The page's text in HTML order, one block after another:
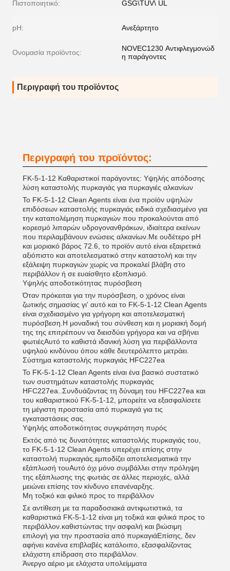
Πιστοποιητικό: GSG\TUV\ UL
pH: Ανεξάρτητο
Ονομασία προϊόντος:
NOVEC1230 Αντιφλεγμονώδ
η παράγοντες
Περιγραφή του προϊόντος
Περιγραφή του προϊόντος:
FK-5-1-12 Καθαριστικοί παράγοντες: Υψηλής απόδοσης
λύση καταστολής πυρκαγιάς για πυρκαγιές αλκανίων
Το FK-5-1-12 Clean Agents είναι ένα προϊόν υψηλών
επιδόσεων καταστολής πυρκαγιάς ειδικά σχεδιασμένο για
την καταπολέμηση πυρκαγιών που προκαλούνται από
κορεσμό λιπαρών υδρογονανθράκων, ιδιαίτερα εκείνων
που περιλαμβάνουν ενώσεις αλκανίων.Με ουδέτερο pH
και μοριακό βάρος 72.6, το προϊόν αυτό είναι εξαιρετικά
αξιόπιστο και αποτελεσματικό στην καταστολή και την
εξάλειψη πυρκαγιών χωρίς να προκαλεί βλάβη στο
περιβάλλον ή σε ευαίσθητο εξοπλισμό.
Υψηλής αποδοτικότητας πυρόσβεση
Όταν πρόκειται για την πυρόσβεση, ο χρόνος είναι
ζωτικής σημασίας γι' αυτό και το FK-5-1-12 Clean Agents
είναι σχεδιασμένο για γρήγορη και αποτελεσματική
πυρόσβεση.Η μοναδική του σύνθεση και η μοριακή δομή
της της επιτρέπουν να διεισδύει γρήγορα και να σβήνει
φωτιέςΑυτό το καθιστά ιδανική λύση για περιβάλλοντα
υψηλού κινδύνου όπου κάθε δευτερόλεπτο μετράει.
Σύστημα καταστολής πυρκαγιάς HFC227ea
Το FK-5-1-12 Clean Agents είναι ένα βασικό συστατικό
των συστημάτων καταστολής πυρκαγιάς
HFC227ea..Συνδυάζοντας τη δύναμη του HFC227ea και
του καθαριστικού FK-5-1-12, μπορείτε να εξασφαλίσετε
τη μέγιστη προστασία από πυρκαγιά για τις
εγκαταστάσεις σας.
Υψηλής αποδοτικότητας συγκράτηση πυρός
Εκτός από τις δυνατότητες καταστολής πυρκαγιάς του,
το FK-5-1-12 Clean Agents υπερέχει επίσης στην
καταστολή πυρκαγιάς.εμποδίζει αποτελεσματικά την
εξάπλωσή τουΑυτό όχι μόνο συμβάλλει στην πρόληψη
της εξάπλωσης της φωτιάς σε άλλες περιοχές, αλλά
μειώνει επίσης τον κίνδυνο επανέναρξης.
Μη τοξικό και φιλικό προς το περιβάλλον
Σε αντίθεση με τα παραδοσιακά αντιφωτιστικά, τα
καθαριστικά FK-5-1-12 είναι μη τοξικά και φιλικά προς το
περιβάλλον.καθιστώντας την ασφαλή και βιώσιμη
επιλογή για την προστασία από πυρκαγιάΕπίσης, δεν
αφήνει κανένα επιβλαβές κατάλοιπο, εξασφαλίζοντας
ελάχιστη επίδραση στο περιβάλλον.
Άνεργο αέριο με ελάχιστα υπολείμματα